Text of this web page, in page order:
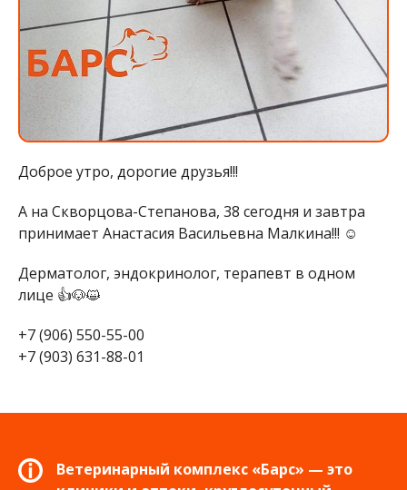
Доброе утро, дорогие друзья!!!
А на Скворцова-Степанова, 38 сегодня и завтра
принимает Анастасия Васильевна Малкина!!! ☺️
Дерматолог, эндокринолог, терапевт в одном
лице 👍🐶😺
+7 (906) 550-55-00
+7 (903) 631-88-01
Ветеринарный комплекс «Барс» — это